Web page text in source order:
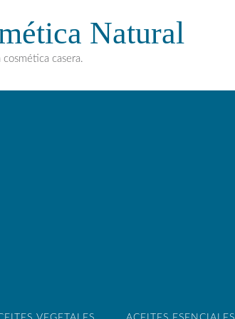
Natural
cosmética casera.